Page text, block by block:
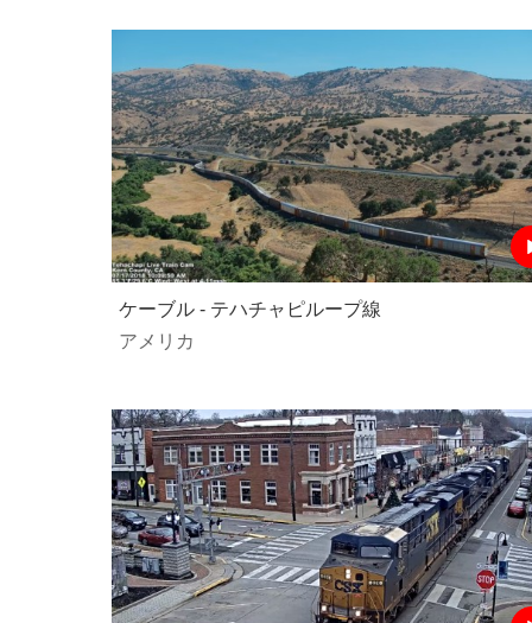
ケーブル - テハチャピループ線
アメリカ